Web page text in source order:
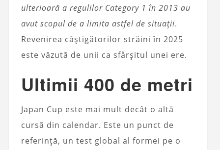
ulterioară a regulilor Category 1 în 2013 au
avut scopul de a limita astfel de situații.
Revenirea câștigătorilor străini în 2025
este văzută de unii ca sfârșitul unei ere.
Ultimii 400 de metri
Japan Cup este mai mult decât o altă
cursă din calendar. Este un punct de
referință, un test global al formei pe o